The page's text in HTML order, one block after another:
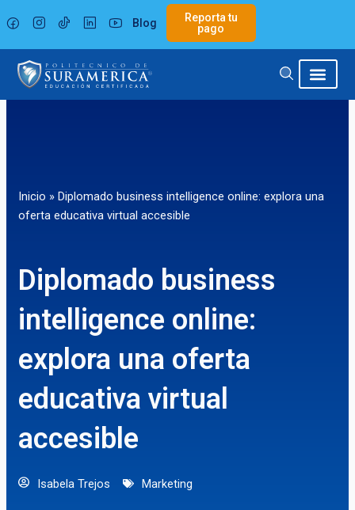
al
contenido
Blog
Reporta tu
pago
Inicio » Diplomado business intelligence online: explora una
oferta educativa virtual accesible
Diplomado business
intelligence online:
explora una oferta
educativa virtual
accesible
Isabela Trejos Marketing